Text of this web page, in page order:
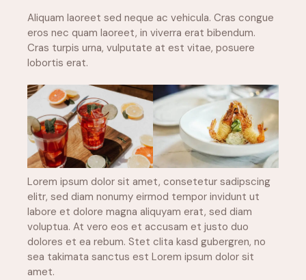
Aliquam laoreet sed neque ac vehicula. Cras congue
eros nec quam laoreet, in viverra erat bibendum.
Cras turpis urna, vulputate at est vitae, posuere
lobortis erat.
Lorem ipsum dolor sit amet, consetetur sadipscing
elitr, sed diam nonumy eirmod tempor invidunt ut
labore et dolore magna aliquyam erat, sed diam
voluptua. At vero eos et accusam et justo duo
dolores et ea rebum. Stet clita kasd gubergren, no
sea takimata sanctus est Lorem ipsum dolor sit
amet.